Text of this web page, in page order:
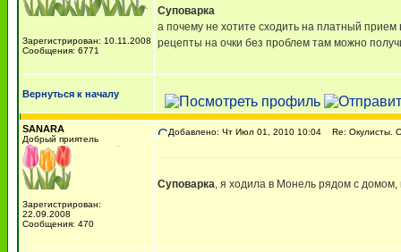
Зарегистрирован: 10.11.2008
Сообщения: 6771
Суповарка
а почему не хотите сходить на платный
рецепты на очки без проблем там можно
Вернуться к началу
SANARA
Добрый приятель
Зарегистрирован:
22.09.2008
Сообщения: 470
Добавлено: Чт Июл 01, 2010 10:04 Re: Окулисты.
Суповарка, я ходила в Монель рядом с домом,